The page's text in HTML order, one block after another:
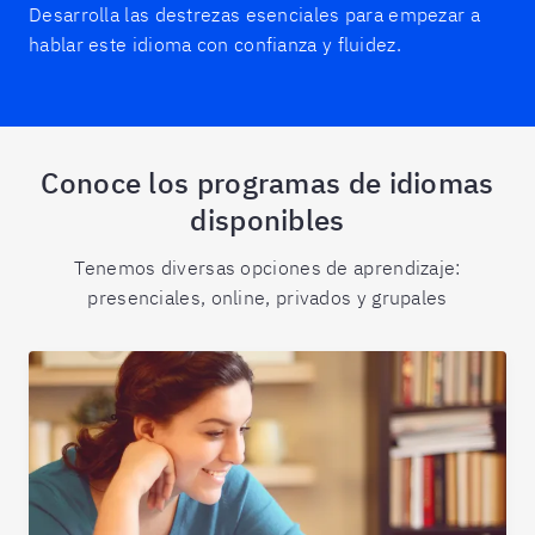
Desarrolla las destrezas esenciales para empezar a
hablar este idioma con confianza y fluidez.
Conoce los programas de idiomas
disponibles
Tenemos diversas opciones de aprendizaje:
presenciales, online, privados y grupales